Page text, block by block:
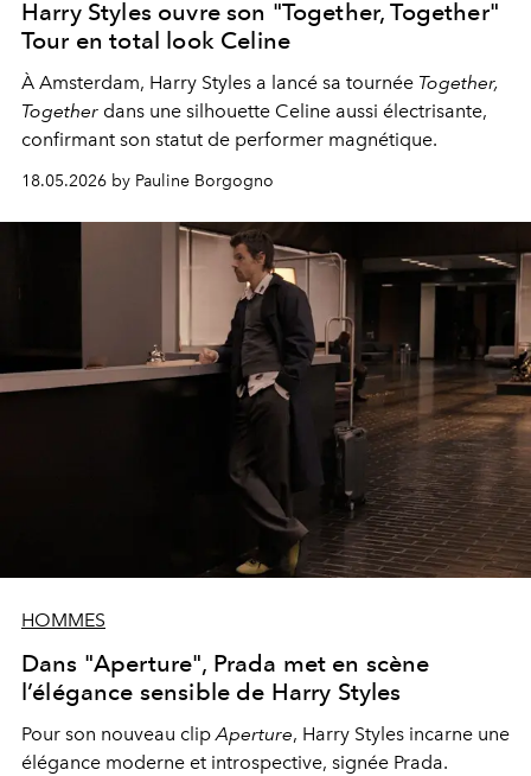
Harry Styles ouvre son "Together, Together"
Tour en total look Celine
À Amsterdam, Harry Styles a lancé sa tournée Together,
Together dans une silhouette Celine aussi électrisante,
confirmant son statut de performer magnétique.
18.05.2026 by Pauline Borgogno
HOMMES
Dans "Aperture", Prada met en scène
l’élégance sensible de Harry Styles
Pour son nouveau clipAperture, Harry Styles incarne une
élégance moderne et introspective, signée Prada.